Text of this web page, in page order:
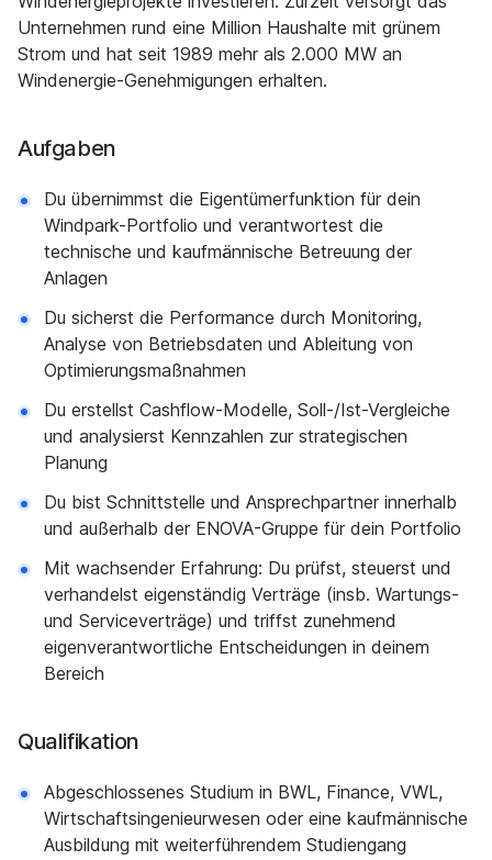
Unternehmen rund eine Million Haushalte mit grünem
Strom und hat seit 1989 mehr als 2.000 MW an
Windenergie-Genehmigungen erhalten.
Aufgaben
Du übernimmst die Eigentümerfunktion für dein
Windpark-Portfolio und verantwortest die
technische und kaufmännische Betreuung der
Anlagen
Du sicherst die Performance durch Monitoring,
Analyse von Betriebsdaten und Ableitung von
Optimierungsmaßnahmen
Du erstellst Cashflow-Modelle, Soll-/Ist-Vergleiche
und analysierst Kennzahlen zur strategischen
Planung
Du bist Schnittstelle und Ansprechpartner innerhalb
und außerhalb der ENOVA-Gruppe für dein Portfolio
Mit wachsender Erfahrung: Du prüfst, steuerst und
verhandelst eigenständig Verträge (insb. Wartungs-
und Serviceverträge) und triffst zunehmend
eigenverantwortliche Entscheidungen in deinem
Bereich
Qualifikation
Abgeschlossenes Studium in BWL, Finance, VWL,
Wirtschaftsingenieurwesen oder eine kaufmännische
Ausbildung mit weiterführendem Studiengang